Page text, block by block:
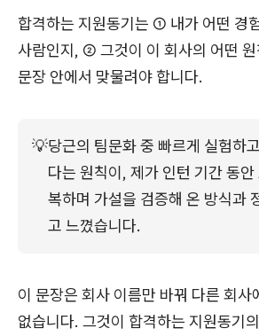
합격하는 지원동기는 ① 내가 어떤 경
사람인지, ② 그것이 이 회사의 어떤
문장 안에서 맞물려야 합니다.
💡당근의 팀문화 중 빠르게 실험하
다는 원칙이, 제가 인턴 기간 동
복하며 가설을 검증해 온 방식과
고 느꼈습니다.
이 문장은 회사 이름만 바꿔 다른 회사
없습니다. 그것이 합격하는 지원동기